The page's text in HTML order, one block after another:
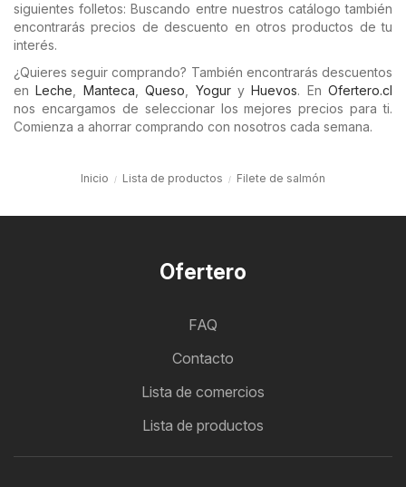
siguientes folletos: Buscando entre nuestros catálogo también
encontrarás precios de descuento en otros productos de tu
interés.
¿Quieres seguir comprando? También encontrarás descuentos
enLeche Manteca ,Queso YoguryHuevos. En Ofertero.cl
nos encargamos de seleccionar los mejores precios para ti.
Comienza a ahorrar comprando con nosotros cada semana.
Inicio Lista de productos Filete de salmón
Ofertero
FAQ
Contacto
Lista de comercios
Lista de productos